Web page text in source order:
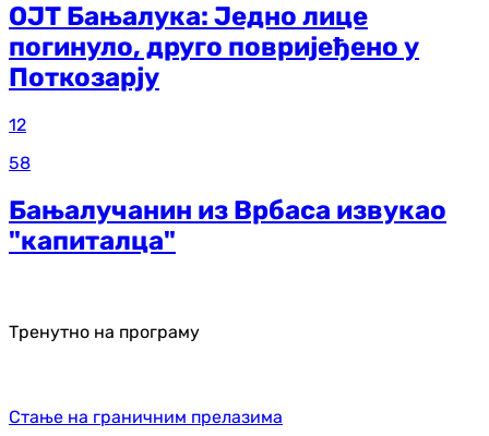
ОЈТ Бањалука: Једно лице
погинуло, друго повријеђено у
Поткозарју
12
58
Бањалучанин из Врбаса извукао
"капиталца"
Тренутно на програму
Стање на граничним прелазима